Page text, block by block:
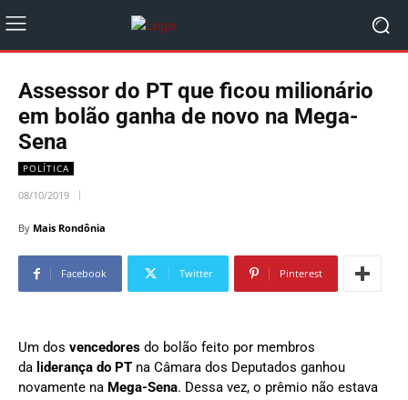
Assessor do PT que ficou milionário
em bolão ganha de novo na Mega-
Sena
POLÍTICA
08/10/2019
By Mais Rondônia
Facebook Twitter Pinterest
Um dos vencedores do bolão feito por membros
da liderança do PT na Câmara dos Deputados ganhou
novamente na Mega-Sena. Dessa vez, o prêmio não estava